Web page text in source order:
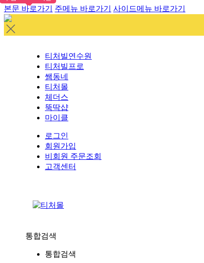
본문 바로가기 주메뉴 바로가기 사이드메뉴 바로가기
티처빌연수원
티처빌프로
쌤동네
티처몰
체더스
뚝딱샵
마이클
로그인
회원가입
비회원 주문조회
고객센터
통합검색
통합검색